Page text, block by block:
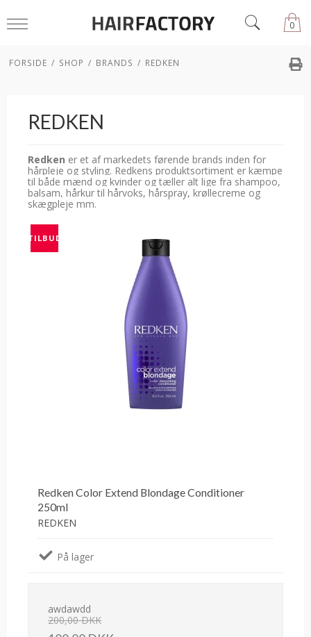
0
FORSIDE / SHOP / BRANDS / REDKEN
REDKEN
Redken er et af markedets førende brands inden for
hårpleje og styling. Redkens produktsortiment er kæmpe
til både mænd og kvinder og tæller alt lige fra shampoo,
balsam, hårkur til hårvoks, hårspray, krøllecreme og
skægpleje mm.
TILBUD
Redken Color Extend Blondage Conditioner
250ml
REDKEN
På lager
awdawdd
200,00 DKK